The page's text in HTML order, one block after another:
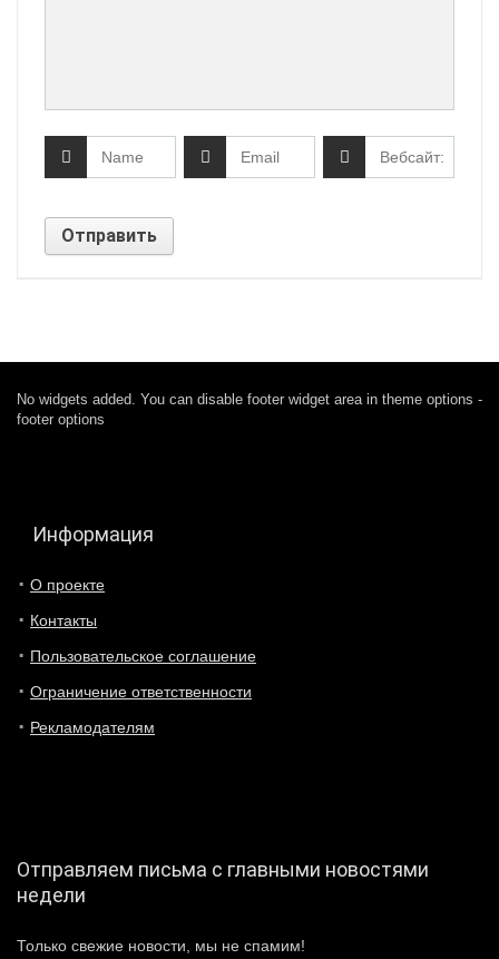
No widgets added. You can disable footer widget area in theme options -
footer options
Информация
О проекте
Контакты
Пользовательское соглашение
Ограничение ответственности
Рекламодателям
Отправляем письма с главными новостями
недели
Только свежие новости, мы не спамим!